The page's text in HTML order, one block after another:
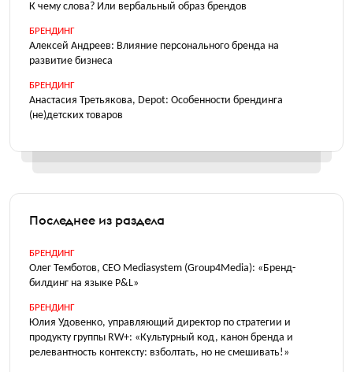
К чему слова? Или вербальный образ брендов
БРЕНДИНГ
Алексей Андреев: Влияние персонального бренда на
развитие бизнеса
БРЕНДИНГ
Анастасия Третьякова, Depot: Особенности брендинга
(не)детских товаров
Последнее из раздела
БРЕНДИНГ
Олег Темботов, CEO Mediasystem (Group4Media): «Бренд-
билдинг на языке P&L»
БРЕНДИНГ
Юлия Удовенко, управляющий директор по стратегии и
продукту группы RW+: «Культурный код, канон бренда и
релевантность контексту: взболтать, но не смешивать!»